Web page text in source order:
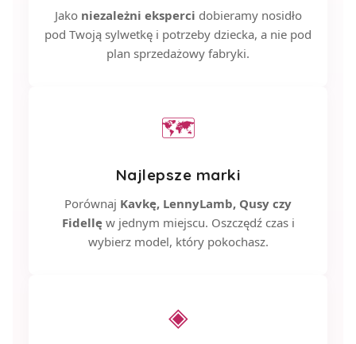
Jako niezależni eksperci dobieramy nosidło
pod Twoją sylwetkę i potrzeby dziecka, a nie pod
plan sprzedażowy fabryki.
🗺
Najlepsze marki
Porównaj Kavkę, LennyLamb, Qusy czy
Fidellęw jednym miejscu. Oszczędź czas i
wybierz model, który pokochasz.
◈